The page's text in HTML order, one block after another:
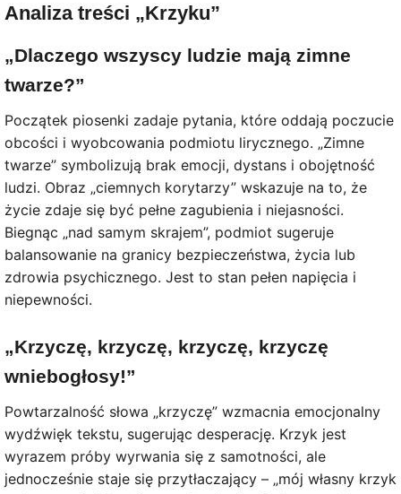
Analiza treści „Krzyku”
„Dlaczego wszyscy ludzie mają zimne
twarze?”
Początek piosenki zadaje pytania, które oddają poczucie
obcości i wyobcowania podmiotu lirycznego. „Zimne
twarze” symbolizują brak emocji, dystans i obojętność
ludzi. Obraz „ciemnych korytarzy” wskazuje na to, że
życie zdaje się być pełne zagubienia i niejasności.
Biegnąc „nad samym skrajem”, podmiot sugeruje
balansowanie na granicy bezpieczeństwa, życia lub
zdrowia psychicznego. Jest to stan pełen napięcia i
niepewności.
„Krzyczę, krzyczę, krzyczę, krzyczę
wniebogłosy!”
Powtarzalność słowa „krzyczę” wzmacnia emocjonalny
wydźwięk tekstu, sugerując desperację. Krzyk jest
wyrazem próby wyrwania się z samotności, ale
jednocześnie staje się przytłaczający – „mój własny krzyk